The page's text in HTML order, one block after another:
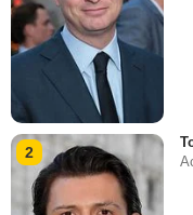
2